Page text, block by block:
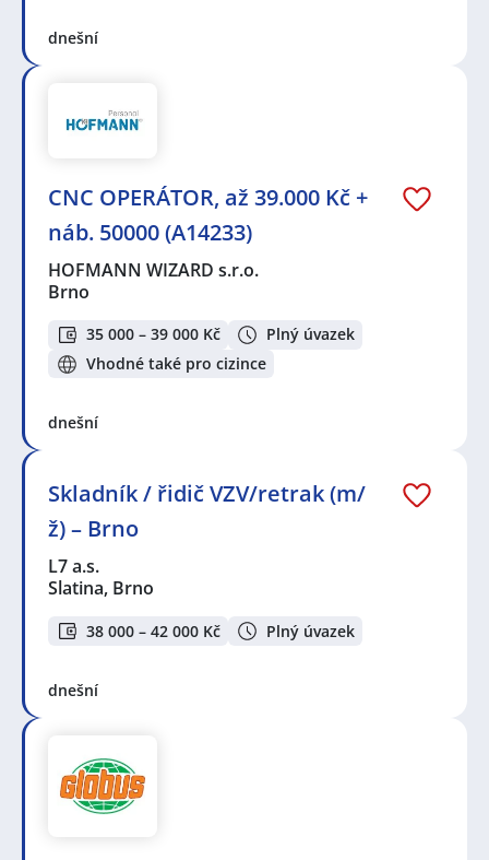
dnešní
CNC OPERÁTOR, až 39.000 Kč +
náb. 50000 (A14233)
HOFMANN WIZARD s.r.o.
Brno
35 000 – 39 000 Kč
Plný úvazek
Vhodné také pro cizince
dnešní
Skladník / řidič VZV/retrak (m/
ž) – Brno
L7 a.s.
Slatina, Brno
38 000 – 42 000 Kč Plný úvazek
dnešní